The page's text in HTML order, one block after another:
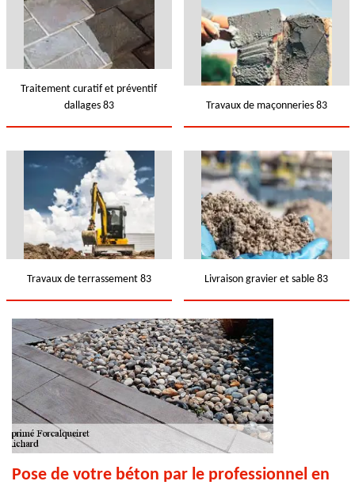
Traitement curatif et préventif
dallages 83
Travaux de maçonneries 83
Travaux de terrassement 83 Livraison gravier et sable 83
Pose de votre béton par le professionnel en